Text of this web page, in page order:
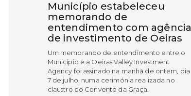
Município estabeleceu
memorando de
entendimento com agência
de investimento de Oeiras
Um memorando de entendimento entre o
Município e a Oeiras Valley Investment
Agency foi assinado na manhã de ontem, dia
7 de julho, numa cerimónia realizada no
claustro do Convento da Graça.